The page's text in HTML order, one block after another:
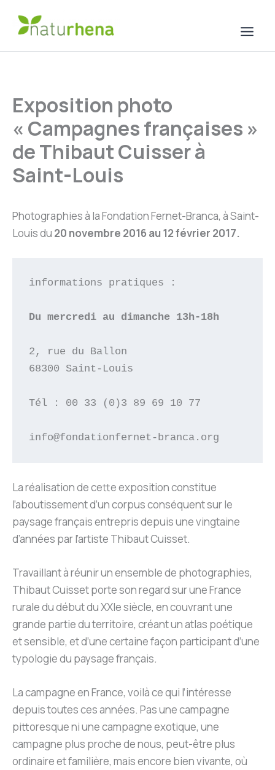
Exposition photo
« Campagnes françaises »
de Thibaut Cuisser à
Saint-Louis
Photographies à la Fondation Fernet-Branca, à Saint-
Louis du 20 novembre 2016 au 12 février 2017.
informations pratiques :
Du mercredi au dimanche 13h-18h
2, rue du Ballon
68300 Saint-Louis
Tél : 00 33 (0)3 89 69 10 77
info@fondationfernet-branca.org
La réalisation de cette exposition constitue
l’aboutissement d’un corpus conséquent sur le
paysage français entrepris depuis une vingtaine
d’années par l’artiste Thibaut Cuisset.
Travaillant à réunir un ensemble de photographies,
Thibaut Cuisset porte son regard sur une France
rurale du début du XXIe siècle, en couvrant une
grande partie du territoire, créant un atlas poétique
et sensible, et d’une certaine façon participant d’une
typologie du paysage français.
La campagne en France, voilà ce qui l’intéresse
depuis toutes ces années. Pas une campagne
pittoresque ni une campagne exotique, une
campagne plus proche de nous, peut-être plus
ordinaire et familière, mais encore bien vivante, où